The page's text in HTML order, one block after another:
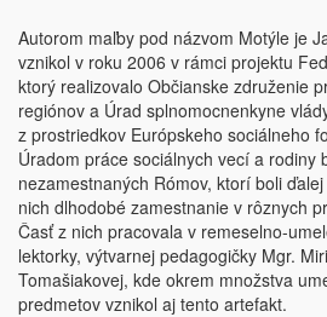
Autorom maľby pod názvom Motýle je
vznikol v roku 2006 v rámci projektu
ktorý realizovalo Občianske združenie
regiónov a Úrad splnomocnenkyne
z prostriedkov Európskeho sociálneho
Úradom práce sociálnych vecí a rodiny
nezamestnaných Rómov, ktorí boli
nich dlhodobé zamestnanie v rôznych
Časť z nich pracovala v remeselno-
lektorky, výtvarnej pedagogičky Mgr.
Tomašiakovej, kde okrem množstva
predmetov vznikol aj tento artefakt.